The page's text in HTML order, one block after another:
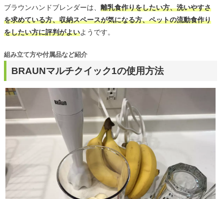
ブラウンハンドブレンダーは、 離乳食作りをしたい方、洗いやすさ
を求めている方、収納スペースが気になる方、ペットの流動食作り
をしたい方に評判がよいようです。
BRAUNマルチクイック1の使用方法
組み立て方や付属品など紹介